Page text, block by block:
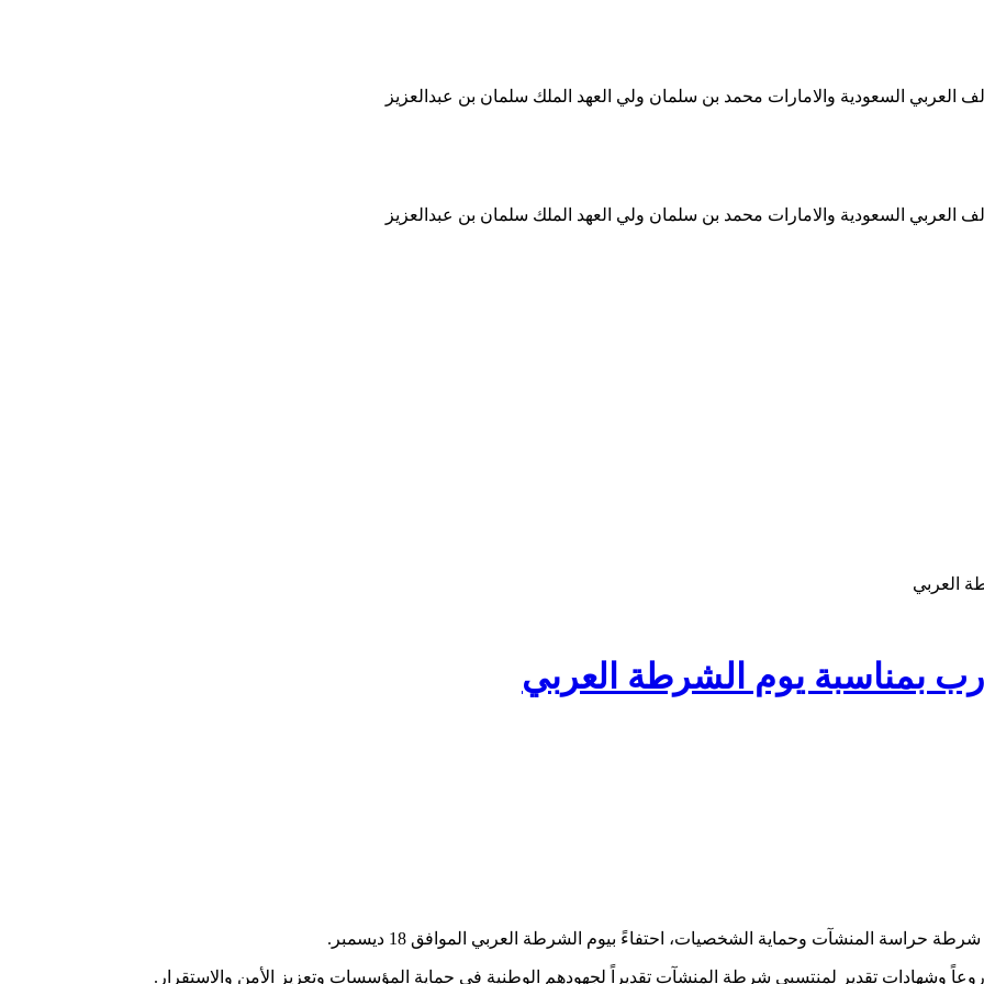
العربي السعودية والامارات محمد بن سلمان ولي العهد الملك سلمان بن عبدالعزيز
العربي السعودية والامارات محمد بن سلمان ولي العهد الملك سلمان بن عبدالعزيز
العربي
بمناسبة يوم الشرطة العربي
المنشآت وحماية الشخصيات، احتفاءً بيوم الشرطة العربي الموافق 18 ديسمبر.
وشهادات تقدير لمنتسبي شرطة المنشآت تقديراً لجهودهم الوطنية في حماية المؤسسات وتعزيز الأمن والاستقرار.